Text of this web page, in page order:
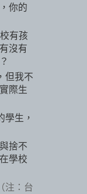
你的
有孩
沒有
但我不
際生
學生，
捨不
學校
（注：台